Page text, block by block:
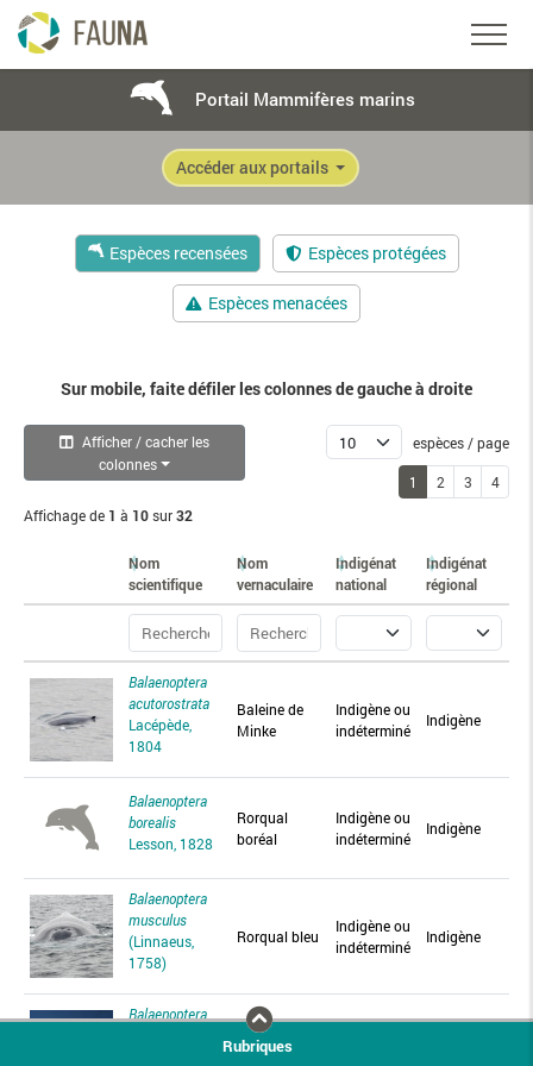
Portail Mammifères marins
Accéder aux portails
Espèces recensées Espèces protégées
Espèces menacées
Sur mobile, faite défiler les colonnes de gauche à droite
Afficher / cacher les
colonnes
Affichage de 1 à 10sur32
espèces / page
1 2 3 4
Nom
scientifique
Nom
vernaculaire
Indigénat
national
Indigénat
régional
Balaenoptera
acutorostrata
Lacépède,
1804
Baleine de
Minke
Indigène ou
indéterminé
Indigène
Balaenoptera
borealis
Lesson, 1828
Rorqual
boréal
Indigène ou
indéterminé
Indigène
Balaenoptera
musculus
(Linnaeus,
1758)
Rorqual bleu
Indigène ou
indéterminé
Indigène
Balaenoptera
Rorqual
Rubriques